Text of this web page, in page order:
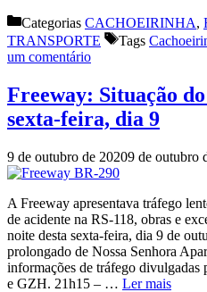
Categorias CACHOEIRINHA,
TRANSPORTE
Tags
um comentário
Freeway: Situação
sexta-feira, dia 9
9 de outubro de 20209 de outubro
A Freeway apresentava tráfego
de acidente na RS-118, obras e
noite desta sexta-feira, dia 9 de
prolongado de Nossa Senhora
informações de tráfego
e GZH. 21h15 – … Ler mais